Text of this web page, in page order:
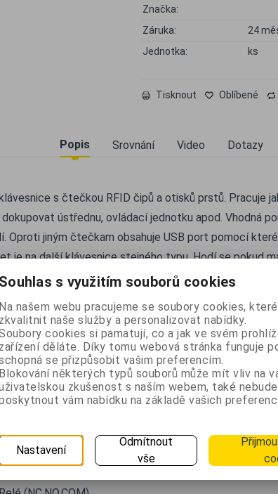
Značka:
Záruka:
24
Jednotka:
ks
Tisknout Oblíbené
Popis Srovnání Video Dotazy
s čtečkou RFID čipů a otisků prstů. Pracuje
ústřednu, ovládací jednotku apod. Vhodná
Oproti jiným čtečkam obsahuje USB port pomocí
je na další klávesnice stejného typu. Hodí se pokud
čipů nebo karet
prstů
hlídaných prostor.
vstupu nepovolaným osobám.
parametry
12V DC
0 až 50°C
Souhlas s využitím souborů cookies
Na našem webu pracujeme se soubory cookies,
zkvalitnit naše služby a personalizovat nabídky.
cookies si pamatují, co a jak ve svém
zařízení děláte. Díky tomu webová stránka funguje
se přizpůsobit vašim preferencím.
Blokování některých typů souborů může mít vliv na
zkušenost s naším webem, také
vám nabídku na základě vašich
Nastavení
Odmítnout
vše